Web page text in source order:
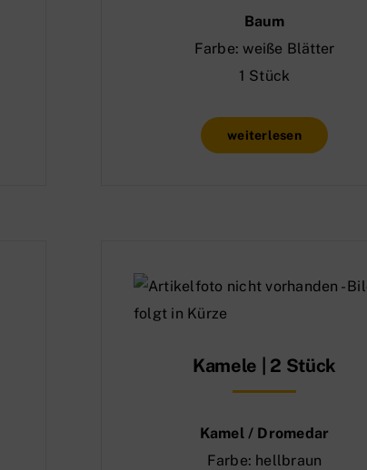
Baum
Farbe: weiße Blätter
1 Stück
weiterlesen
Kamele | 2 Stück
Kamel / Dromedar
Farbe: hellbraun